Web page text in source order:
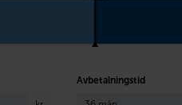
Avbetalningstid